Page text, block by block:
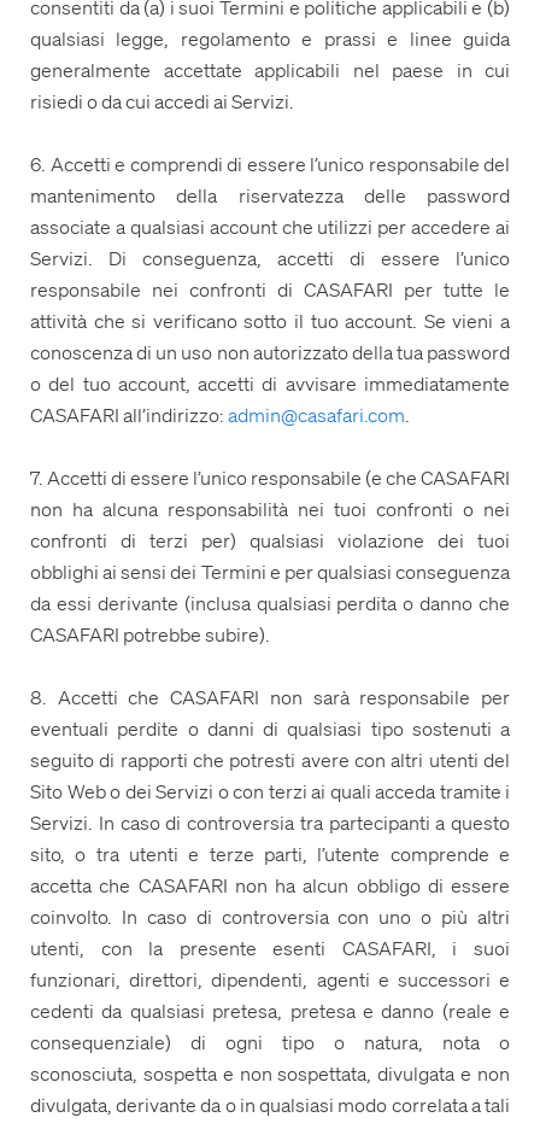
consentiti da (a) i suoi Termini e politiche applicabili e (b)
qualsiasi legge, regolamento e prassi e linee guida
generalmente accettate applicabili nel paese in cui
risiedi o da cui accedi ai Servizi.
6. Accetti e comprendi di essere l’unico responsabile del
mantenimento della riservatezza delle password
associate a qualsiasi account che utilizzi per accedere ai
Servizi. Di conseguenza, accetti di essere l’unico
responsabile nei confronti di CASAFARI per tutte le
attività che si verificano sotto il tuo account. Se vieni a
conoscenza di un uso non autorizzato della tua password
o del tuo account, accetti di avvisare immediatamente
CASAFARI all’indirizzo:admin@casafari.com
7. Accetti di essere l’unico responsabile (e che CASAFARI
non ha alcuna responsabilità nei tuoi confronti o nei
confronti di terzi per) qualsiasi violazione dei tuoi
obblighi ai sensi dei Termini e per qualsiasi conseguenza
da essi derivante (inclusa qualsiasi perdita o danno che
CASAFARI potrebbe subire).
8. Accetti che CASAFARI non sarà responsabile per
eventuali perdite o danni di qualsiasi tipo sostenuti a
seguito di rapporti che potresti avere con altri utenti del
Sito Web o dei Servizi o con terzi ai quali acceda tramite i
Servizi. In caso di controversia tra partecipanti a questo
sito, o tra utenti e terze parti, l’utente comprende e
accetta che CASAFARI non ha alcun obbligo di essere
coinvolto. In caso di controversia con uno o più altri
utenti, con la presente esenti CASAFARI, i suoi
funzionari, direttori, dipendenti, agenti e successori e
cedenti da qualsiasi pretesa, pretesa e danno (reale e
consequenziale) di ogni tipo o natura, nota o
sconosciuta, sospetta e non sospettata, divulgata e non
divulgata, derivante da o in qualsiasi modo correlata a tali